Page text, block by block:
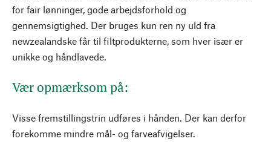
for fair lønninger, gode arbejdsforhold og
gennemsigtighed. Der bruges kun ren ny uld fra
newzealandske får til filtprodukterne, som hver især er
unikke og håndlavede.
Vær opmærksom på:
Visse fremstillingstrin udføres i hånden. Der kan derfor
forekomme mindre mål- og farveafvigelser.